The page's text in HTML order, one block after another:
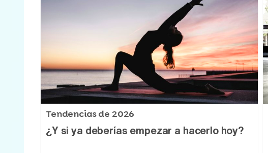
Tendencias de 2026
¿Y si ya deberías empezar a hacerlo hoy?